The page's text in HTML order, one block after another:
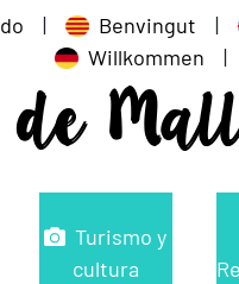
| Benvingut |
Willkommen
|
de
Turismo y
cultura